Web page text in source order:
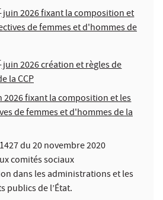
juin 2026 fixant la composition et
de femmes et d'hommes de
juin 2026 création et règles de
la CCP
2026 fixant la composition et les
de femmes et d'hommes de la
du 20 novembre 2020
comités sociaux
dans les administrations et les
publics de l’État.